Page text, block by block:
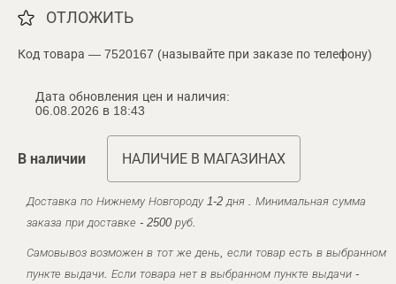
ОТЛОЖИТЬ
Код товара — 7520167 (называйте при заказе по телефону)
Дата обновления цен и наличия:
06.08.2026 в 18:43
В наличии НАЛИЧИЕ В МАГАЗИНАХ
Доставка по Нижнему Новгороду 1-2 дня . Минимальная сумма
заказа при доставке - 2500 руб.
Самовывоз возможен в тот же день, если товар есть в выбранном
пункте выдачи. Если товара нет в выбранном пункте выдачи -